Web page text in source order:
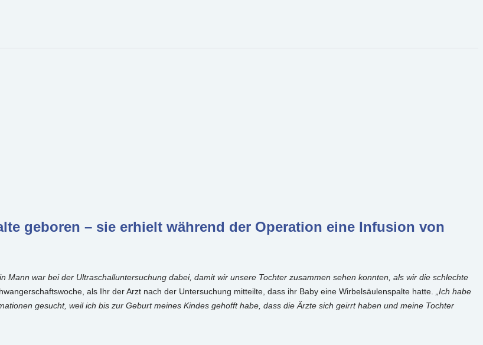
geboren – sie erhielt während der Operation eine Infusion von
Mann war bei der Ultraschalluntersuchung dabei, damit wir unsere Tochter zusammen sehen konnten, als wir die schlechte
als Ihr der Arzt nach der Untersuchung mitteilte, dass ihr Baby eine Wirbelsäulenspalte hatte.
„Ich habe
gesucht, weil ich bis zur Geburt meines Kindes gehofft habe, dass die Ärzte sich geirrt haben und meine Tochter